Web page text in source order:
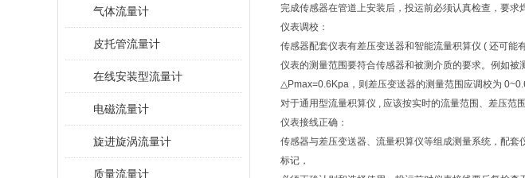
气体流量计
皮托管流量计
在线安装型流量计
电磁流量计
旋进旋涡流量计
质量流量计
完成传感器在管道上安装后，投运前必须认真检查，要求
仪表调校：
传感器配套仪表有差压变送器和智能流量积算仪 ( 还可能
仪表的测量范围要符合传感器和被测介质的要求。例如
△Pmax=0.6Kpa，则差压变送器的测量范围应调校为
对于通用型流量积算仪 , 应该按实时的流量范围、差压范
仪表接线正确：
传感器与差压变送器、流量积算仪等组成测量系统，配
标记，